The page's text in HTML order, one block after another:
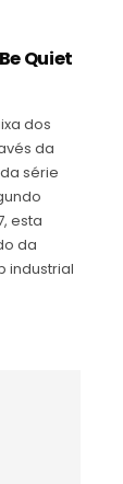
Quiet
dos
da
série
esta
da
industrial